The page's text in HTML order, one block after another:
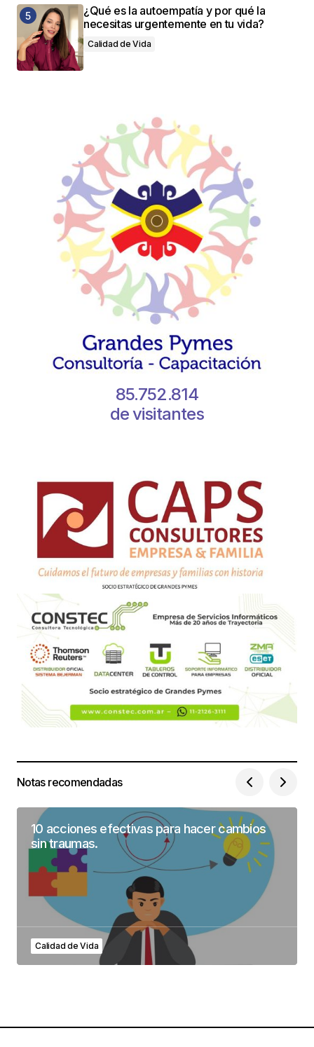
¿Qué es la autoempatía y por qué la
necesitas urgentemente en tu vida?
Calidad de Vida
85.752.814
de visitantes
Notas recomendadas
10 acciones efectivas para hacer cambios
sin traumas.
Calidad de Vida